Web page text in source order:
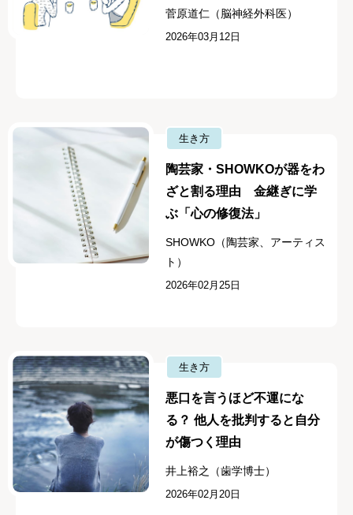
菅原道仁（脳神経外科医）
2026年03月12日
生き方
陶芸家・SHOWKOが器をわ
ざと割る理由 金継ぎに学
ぶ「心の修復法」
SHOWKO（陶芸家、アーティス
ト）
2026年02月25日
生き方
悪口を言うほど不運にな
る？ 他人を批判すると自分
が傷つく理由
井上裕之（歯学博士）
2026年02月20日